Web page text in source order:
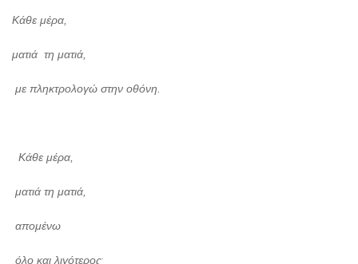
Κάθε μέρα,
ματιά τη ματιά,
με πληκτρολογώ στην οθόνη.
Κάθε μέρα,
ματιά τη ματιά,
απομένω
όλο και λιγότερος.